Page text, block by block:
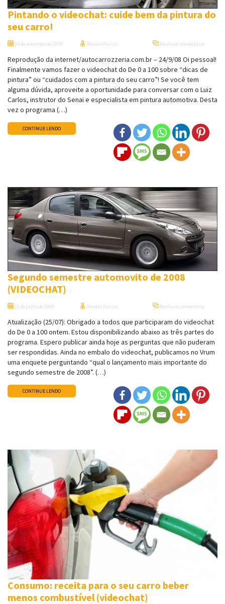
Pintando o videochat: cuide bem da pintura do
seu carro!
24 de setembro de 2008 Renato Parizzi Nenhum comentário
Reprodução da internet/autocarrozzeria.com.br – 24/9/08 Oi pessoal!
Finalmente vamos fazer o videochat do De 0 a 100 sobre “dicas de
pintura” ou “cuidados com a pintura do seu carro”! Se você tem
alguma dúvida, aproveite a oportunidade para conversar com o Luiz
Carlos, instrutor do Senai e especialista em pintura automotiva. Desta
vez o programa (…)
CONTINUE LENDO
Segundo semestre automovito de 2008
(VIDEOCHAT)
23 de julho de 2008 Renato Parizzi Nenhum comentário
Atualização (25/07): Obrigado a todos que participaram do videochat
do De 0 a 100 ontem. Estou disponibilizando abaixo as três partes do
programa. Espero publicar ainda hoje as perguntas que não puderam
ser respondidas. Ainda no embalo do videochat, publicamos no Vrum
uma enquete perguntando “qual o lançamento mais importante do
segundo semestre de 2008”. (…)
CONTINUE LENDO
Consumo: receita para o seu carro beber
menos combustível (videochat)